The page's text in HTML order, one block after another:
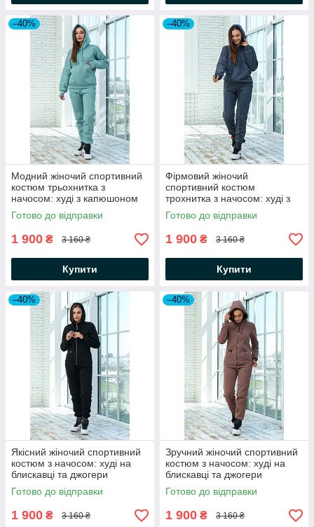
–40%
Модний жіночий спортивний
костюм трьохнитка з
начосом: худі з капюшоном
та штани
Готово до відправки
1 900 ₴ 3 160 ₴
Купити
–40%
Фірмовий жіночий
спортивний костюм
трохнитка з начосом: худі з
капюшоном та штани
Готово до відправки
1 900 ₴ 3 160 ₴
Купити
–40%
Якісний жіночий спортивний
костюм з начосом: худі на
блискавці та джогери
Готово до відправки
1 900 ₴ 3 160 ₴
–40%
Зручний жіночий спортивний
костюм з начосом: худі на
блискавці та джогери
Готово до відправки
1 900 ₴ 3 160 ₴